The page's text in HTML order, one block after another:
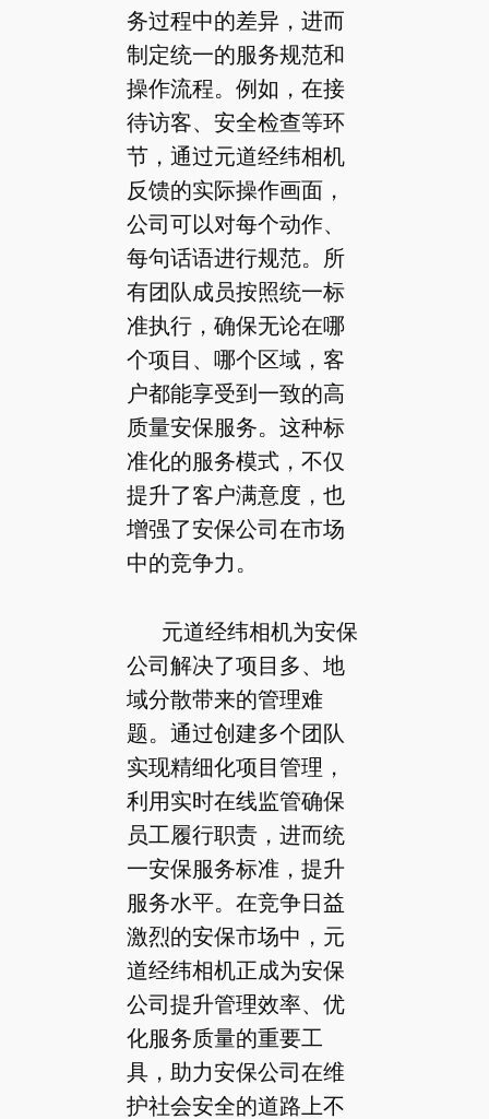
务过程中的差异，进而
制定统一的服务规范和
操作流程。例如，在接
待访客、安全检查等环
节，通过元道经纬相机
反馈的实际操作画面，
公司可以对每个动作、
每句话语进行规范。所
有团队成员按照统一标
准执行，确保无论在哪
个项目、哪个区域，客
户都能享受到一致的高
质量安保服务。这种标
准化的服务模式，不仅
提升了客户满意度，也
增强了安保公司在市场
中的竞争力。
元道经纬相机为安保
公司解决了项目多、地
域分散带来的管理难
题。通过创建多个团队
实现精细化项目管理，
利用实时在线监管确保
员工履行职责，进而统
一安保服务标准，提升
服务水平。在竞争日益
激烈的安保市场中，元
道经纬相机正成为安保
公司提升管理效率、优
化服务质量的重要工
具，助力安保公司在维
护社会安全的道路上不